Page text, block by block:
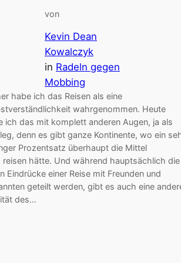
von
Kevin Dean
Kowalczyk
in Radeln gegen
Mobbing
habe ich das Reisen als eine
wahrgenommen. Heute
ich das mit komplett anderen Augen, ja als
denn es gibt ganze Kontinente, wo ein
Prozentsatz überhaupt die Mittel
reisen hätte. Und während hauptsächlich die
Eindrücke einer Reise mit Freunden und
geteilt werden, gibt es auch eine
des…